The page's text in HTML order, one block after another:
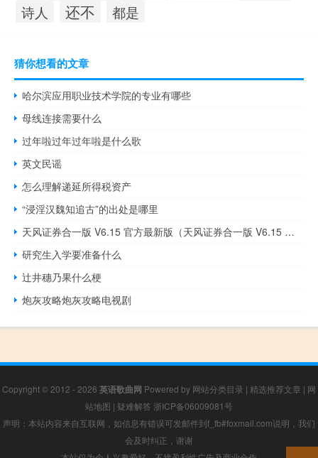
诗人 还不 都是
猜你想看的文章
哈尔滨应用职业技术学院的专业有哪些
母线连接需要什么
过年啦过年过年啦是什么歌
英文民谣
怎么理解递延所得税资产
“浸淫汉魏知追古”的出处是哪里
天风证券合一版 V6.15 官方最新版（天风证券合一版 V6.15 官方最新版功能简介）
研究生入学要准备什么
辻井穗乃果什么梗
炮灰攻略炮灰攻略电视剧
Copyright © 2012 - 2026 英语歌曲网 Powered by 网站分类目录 | 精选推荐文章 | 网
站地图 | 疑难解答 浙ICP备06009081号
声明：本站内容来自互联网，如信息有错误可发邮件到f_fb#foxmail.com说明，我们
会及时纠正，谢谢